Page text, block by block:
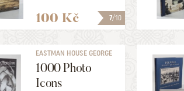
7/10
100 Kč
EASTMAN HOUSE GEORGE
1000 Photo
Icons